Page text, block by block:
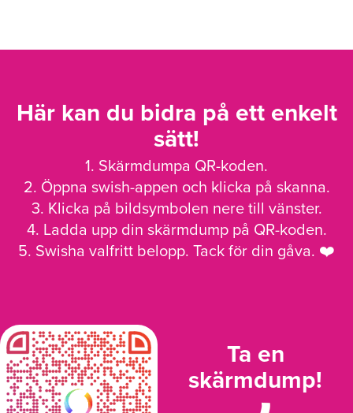
Här kan du bidra på ett enkelt
sätt!
1. Skärmdumpa QR-koden.
2. Öppna swish-appen och klicka på skanna.
3. Klicka på bildsymbolen nere till vänster.
4. Ladda upp din skärmdump på QR-koden.
5. Swisha valfritt belopp. Tack för din gåva. ❤️
Ta en
skärmdump!